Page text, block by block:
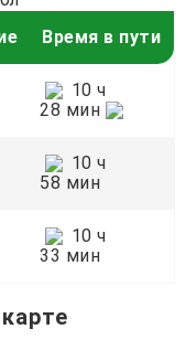
Время в пути
10 ч
28 мин
10 ч
58 мин
10 ч
33 мин